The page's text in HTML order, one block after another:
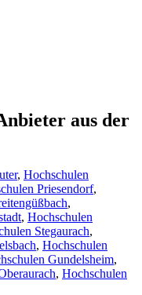
aus der
, Hochschulen
Priesendorf,
,
, Hochschulen
Stegaurach,
, Hochschulen
Gundelsheim,
, Hochschulen